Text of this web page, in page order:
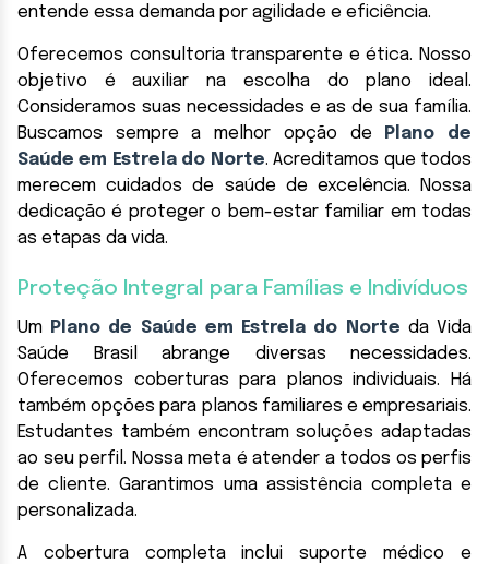
entende essa demanda por agilidade e eficiência.
Oferecemos consultoria transparente e ética. Nosso
objetivo é auxiliar na escolha do plano ideal.
Consideramos suas necessidades e as de sua família.
Buscamos sempre a melhor opção de
Plano de
Saúde em Estrela do Norte. Acreditamos que todos
merecem cuidados de saúde de excelência. Nossa
dedicação é proteger o bem-estar familiar em todas
as etapas da vida.
Proteção Integral para Famílias e Indivíduos
Um Plano de Saúde em Estrela do Norte da Vida
Saúde Brasil abrange diversas necessidades.
Oferecemos coberturas para planos individuais. Há
também opções para planos familiares e empresariais.
Estudantes também encontram soluções adaptadas
ao seu perfil. Nossa meta é atender a todos os perfis
de cliente. Garantimos uma assistência completa e
personalizada.
A cobertura completa inclui suporte médico e